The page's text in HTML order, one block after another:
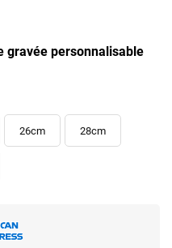
gravée personnalisable
26cm 28cm